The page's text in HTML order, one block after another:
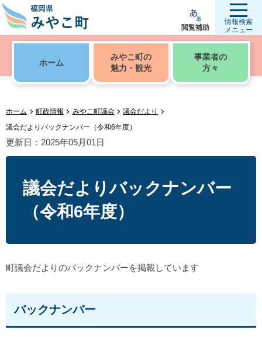
閲覧補助
情報検索
メニュー
ホーム
みやこ町の
魅力・観光
事業者の
方々
ホーム 町政情報 みやこ町議会
議会だより
議会だよりバックナンバー（令和6年度）
更新日：2025年05月01日
議会だよりバックナンバー
（令和6年度）
町議会だよりのバックナンバーを掲載しています
バックナンバー